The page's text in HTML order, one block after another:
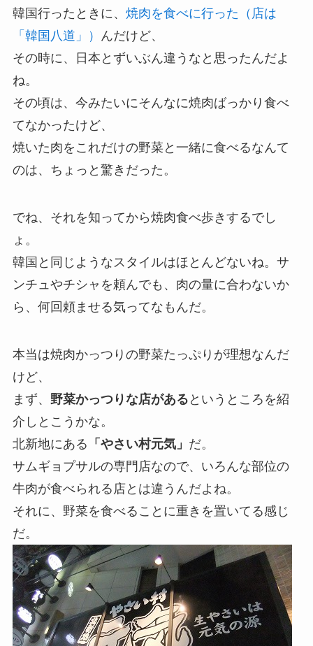
韓国行ったときに、 焼肉を食べに行った（店は
「韓国八道」）
んだけど、
その時に、日本とずいぶん違うなと思ったんだよ
ね。
その頃は、今みたいにそんなに焼肉ばっかり食べ
てなかったけど、
焼いた肉をこれだけの野菜と一緒に食べるなんて
のは、ちょっと驚きだった。
でね、それを知ってから焼肉食べ歩きするでし
ょ。
韓国と同じようなスタイルはほとんどないね。サ
ンチュやチシャを頼んでも、肉の量に合わないか
ら、何回頼ませる気ってなもんだ。
本当は焼肉かっつりの野菜たっぷりが理想なんだ
けど、
まず、 野菜かっつりな店がある というところを紹
介しとこうかな。
北新地にある 「やさい村元気」 だ。
サムギョプサルの専門店なので、いろんな部位の
牛肉が食べられる店とは違うんだよね。
それに、野菜を食べることに重きを置いてる感じ
だ。